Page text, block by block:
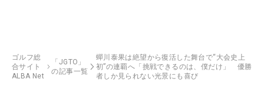
ゴルフ総
合サイト
ALBA Net
「JGTO」
の記事一覧
蟬川泰果は絶望から復活した舞台で“大会史上
初”の連覇へ「挑戦できるのは、僕だけ」 優勝
者しか見られない光景にも喜び